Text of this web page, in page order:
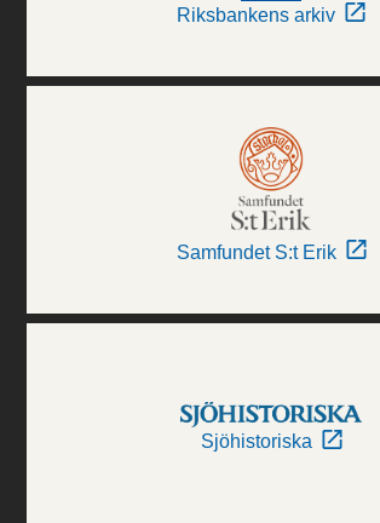
Riksbankens arkiv
Samfundet S:t Erik
Sjöhistoriska